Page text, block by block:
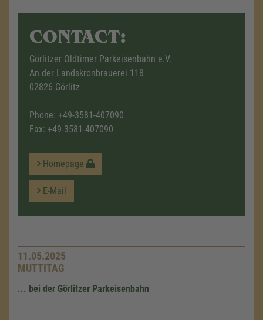
CONTACT:
Görlitzer Oldtimer Parkeisenbahn e.V.
An der Landskronbrauerei 118
02826 Görlitz
Phone: +49-3581-407090
Fax: +49-3581-407090
Homepage
E-Mail
11.05.2025
MUTTITAG
... bei der Görlitzer Parkeisenbahn